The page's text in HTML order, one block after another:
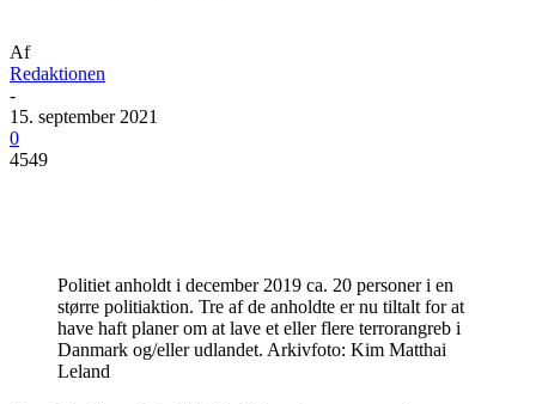
Af
Redaktionen
-
15. september 2021
0
4549
Politiet anholdt i december 2019 ca. 20 personer i en
større politiaktion. Tre af de anholdte er nu tiltalt for at
have haft planer om at lave et eller flere terrorangreb i
Danmark og/eller udlandet. Arkivfoto: Kim Matthai
Leland